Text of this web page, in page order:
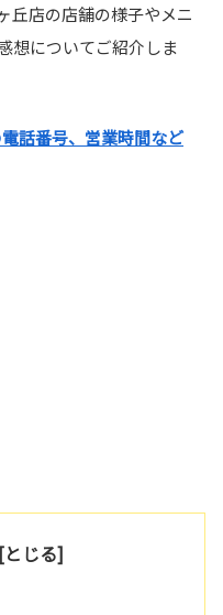
丘店の店舗の様子やメニ
想についてご紹介しま
話番号、営業時間など